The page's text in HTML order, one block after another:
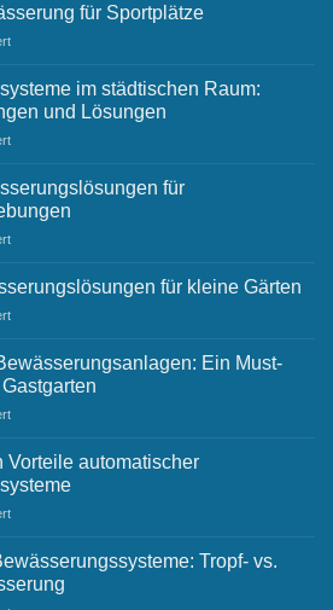
Einwinterung
Terrassenbewässerung
für Sportplätze
für
Bewässerung
für
Sportplätze
im städtischen Raum:
und Lösungen
für
städtischen
Raum:
Herausforderungen
Lösungen
für
für
Bewässerungslösungen
Geschäftsumgebungen
für kleine Gärten
für
Bewässerungslösungen
für
kleine
Gärten
Ein Must-
für
Bewässerungsanlagen:
Must-
Have
jeden
Gastgarten
Vorteile automatischer
für
wichtigsten
automatischer
Tropf- vs.